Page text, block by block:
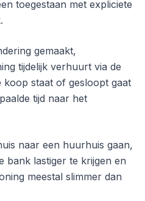
toegestaan met expliciete
gemaakt,
tijdelijk verhuurt via de
koop staat of gesloopt gaat
tijd naar het
naar een huurhuis gaan,
bank lastiger te krijgen en
meestal slimmer dan